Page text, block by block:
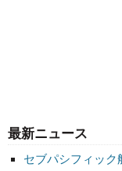
最新ニュース
セブパシフィッ